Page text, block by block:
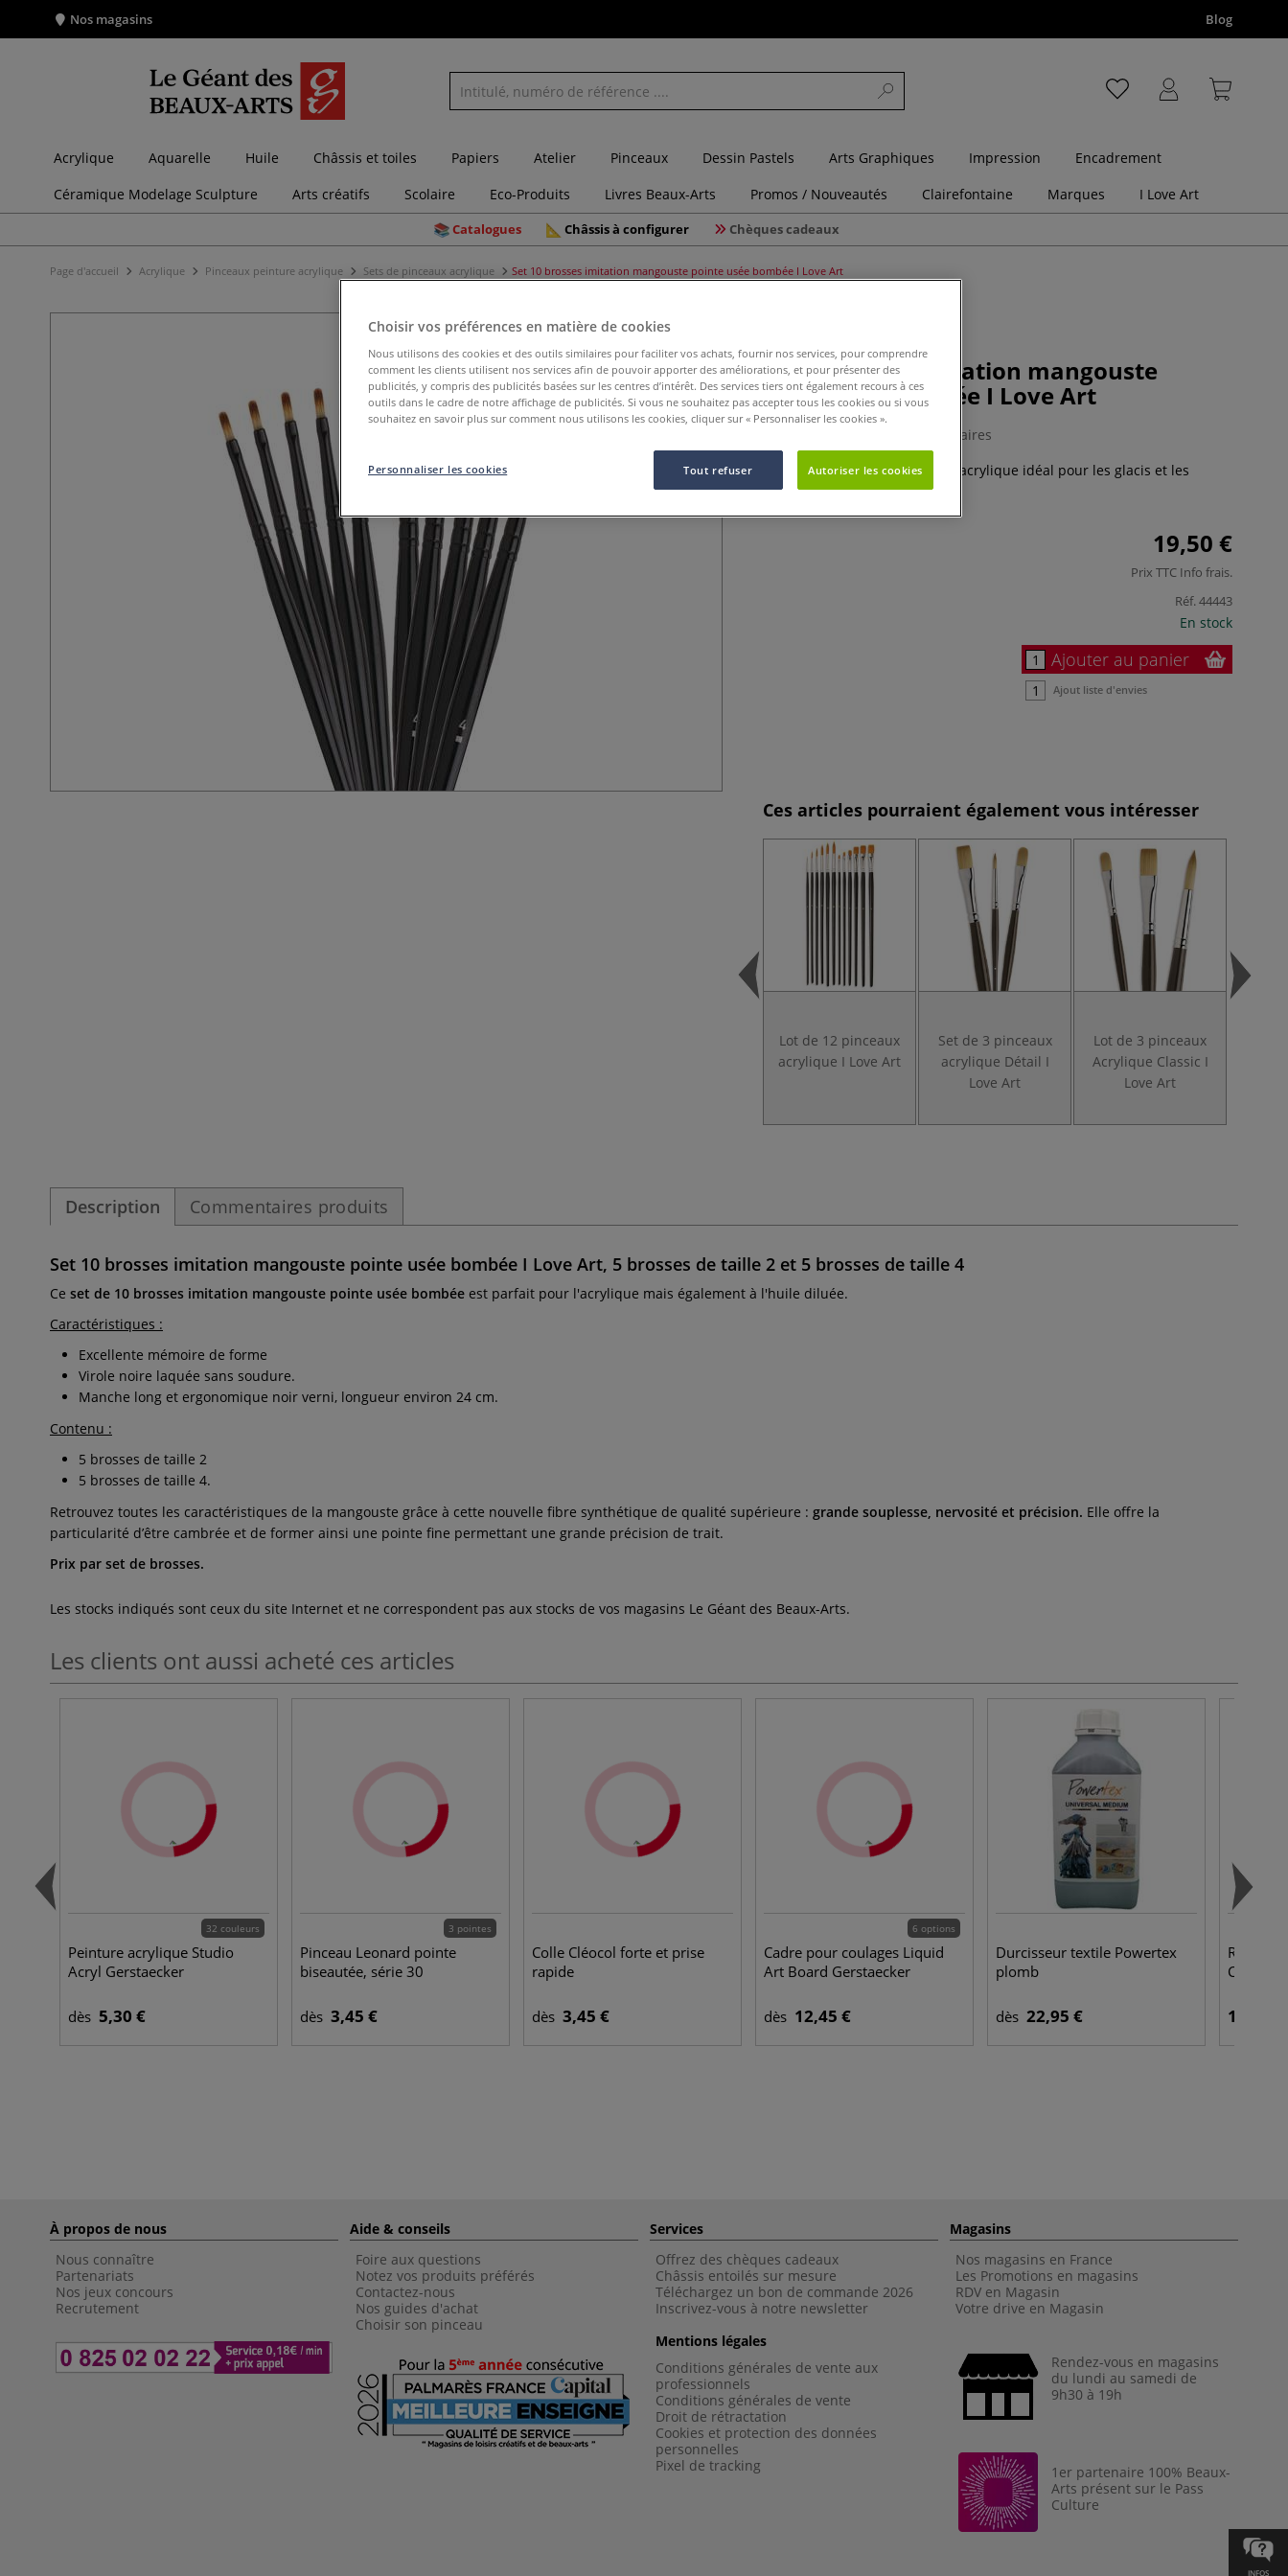
INFOS
Nos magasins Blog
Acrylique Aquarelle Huile Châssis et toiles Papiers Atelier Pinceaux Dessin Pastels Arts Graphiques Impression
Encadrement
Céramique Modelage Sculpture
Arts créatifs Scolaire Eco-Produits Livres Beaux-Arts Promos / Nouveautés Clairefontaine Marques I Love Art
Catalogues Châssis à configurer Chèques cadeaux
Page d'accueil Acrylique Pinceaux peinture acrylique Sets de pinceaux acrylique Set 10 brosses imitation mangouste pointe usée bombée I Love Art
Set 10 brosses imitation mangouste
pointe usée bombée I Love Art
0 Commentaires
Set de 10 brosses pour peinture acrylique idéal pour les glacis et les
finitions.
Plus
19,50 €
Prix TTC Info frais.
Réf.44443
En stock
Ajouter au panier
Ajout liste d'envies
Ces articles pourraient également vous intéresser
Lot de 12 pinceaux
acrylique I Love Art
Set de 3 pinceaux
acrylique Détail I
Love Art
Lot de 3 pinceaux
Acrylique Classic I
Love Art
Description Commentaires produits
Set 10 brosses imitation mangouste pointe usée bombée I Love Art, 5 brosses de taille 2 et 5 brosses de taille 4
Ce set de 10 brosses imitation mangouste pointe usée bombée est parfait pour l'acrylique mais également à l'huile diluée.
Caractéristiques :
Excellente mémoire de forme
Virole noire laquée sans soudure.
Manche long et ergonomique noir verni, longueur environ 24 cm.
Contenu :
5 brosses de taille 2
5 brosses de taille 4.
Retrouvez toutes les caractéristiques de la mangouste grâce à cette nouvelle fibre synthétique de qualité supérieure : grande souplesse, nervosité et précision. Elle offre la
particularité d’être cambrée et de former ainsi une pointe fine permettant une grande précision de trait.
Prix par set de brosses.
Les stocks indiqués sont ceux du site Internet et ne correspondent pas aux stocks de vos magasins Le Géant des Beaux-Arts.
Les clients ont aussi acheté ces articles
32 couleurs
Peinture acrylique Studio
Acryl Gerstaecker
dès 5,30 €
3 pointes
Pinceau Leonard pointe
biseautée, série 30
dès 3,45 €
Colle Cléocol forte et prise
rapide
dès 3,45 €
6 options
Cadre pour coulages Liquid
Art Board Gerstaecker
dès 12,45 €
Durcisseur textile Powertex
plomb
dès 22,95 €
Rouleau
Canson
139,00
À propos de nous
Nous connaître
Partenariats
Nos jeux concours
Recrutement
Aide & conseils
Foire aux questions
Notez vos produits préférés
Contactez-nous
Nos guides d'achat
Choisir son pinceau
Services
Offrez des chèques cadeaux
Châssis entoilés sur mesure
Téléchargez un bon de commande 2026
Inscrivez-vous à notre newsletter
Mentions légales
Conditions générales de vente aux
professionnels
Conditions générales de vente
Droit de rétractation
Cookies et protection des données
personnelles
Pixel de tracking
Magasins
Nos magasins en France
Les Promotions en magasins
RDV en Magasin
Votre drive en Magasin
Rendez-vous en magasins
du lundi au samedi de
9h30 à 19h
1er partenaire 100% Beaux-
Arts présent sur le Pass
Culture
Choisir vos préférences en matière de cookies
Nous utilisons des cookies et des outils similaires pour faciliter vos achats, fournir nos services, pour comprendre
comment les clients utilisent nos services afin de pouvoir apporter des améliorations, et pour présenter des
publicités, y compris des publicités basées sur les centres d’intérêt. Des services tiers ont également recours à ces
outils dans le cadre de notre affichage de publicités. Si vous ne souhaitez pas accepter tous les cookies ou si vous
souhaitez en savoir plus sur comment nous utilisons les cookies, cliquer sur « Personnaliser les cookies ».
Tout refuser Autoriser les cookies
Personnaliser les cookies